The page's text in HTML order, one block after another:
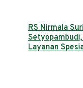
RS Nirmala
Layanan